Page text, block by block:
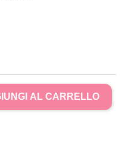
AL CARRELLO